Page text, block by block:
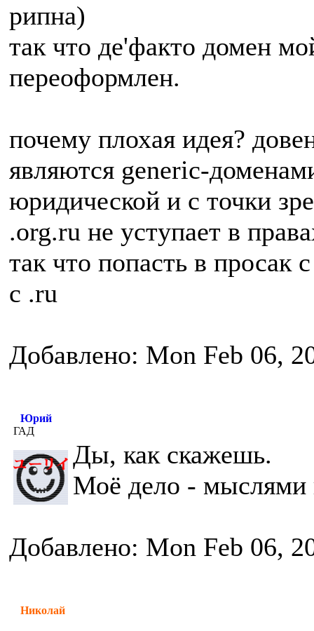
рипна)
так что де'факто домен
переоформлен.
почему плохая идея?
являются generic-
юридической и с точки
.org.ru не уступает в
так что попасть в
с .ru
Добавлено: Mon Feb 06,
Юрий
ГАД
Ды, как скажешь.
Моё дело - мыслями
Добавлено: Mon Feb 06,
Николай